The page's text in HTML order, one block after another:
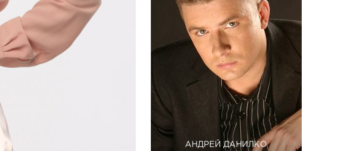
АНДРЕЙ ДАНИЛКО